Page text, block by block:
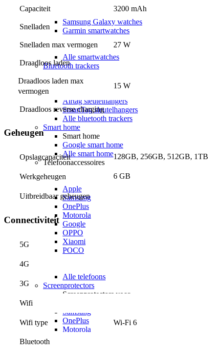
Samsung Galaxy watches
Garmin smartwatches
Smartwatch accessoires
Alle smartwatches
Bluetooth trackers
Apple Airtags
Airtag sleutelhangers
SmartTag sleutelhangers
Alle bluetooth trackers
Smart home
Smart home
Google smart home
Alle smart home
Telefoonaccessoires
Hoesjes voor
Apple
Samsung
OnePlus
Motorola
Google
OPPO
Xiaomi
POCO
Alle telefoons
Screenprotectors
Screenprotectors voor
Samsung
OnePlus
Motorola
Capaciteit 3200 mAh
Snelladen
Snelladen max vermogen 27 W
Draadloos laden
Draadloos laden max
vermogen
15 W
Draadloos reverse charging
Geheugen
Opslagcapaciteit 128GB, 256GB, 512GB, 1TB
Werkgeheugen 6 GB
Uitbreidbaar geheugen
Connectiviteit
5G
4G
3G
Wifi
Wifi type Wi-Fi 6
Bluetooth